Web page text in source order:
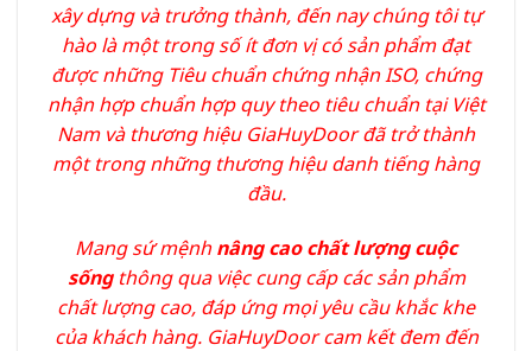
xây dựng và trưởng thành, đến nay chúng tôi tự
hào là một trong số ít đơn vị có sản phẩm đạt
được những Tiêu chuẩn chứng nhận ISO, chứng
nhận hợp chuẩn hợp quy theo tiêu chuẩn tại Việt
Nam và thương hiệu GiaHuyDoor đã trở thành
một trong những thương hiệu danh tiếng hàng
đầu.
Mang sứ mệnhnâng cao chất lượng cuộc
sốngthông qua việc cung cấp các sản phẩm
chất lượng cao, đáp ứng mọi yêu cầu khắc khe
của khách hàng. GiaHuyDoor cam kết đem đến